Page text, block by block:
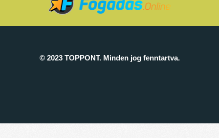
© 2023 TOPPONT. Minden jog fenntartva.